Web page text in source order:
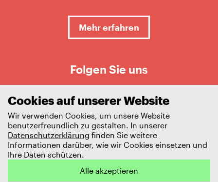
Mehr erfahren
Folgen Sie uns
Cookies auf unserer Website
Wir verwenden Cookies, um unsere Website
benutzerfreundlich zu gestalten. In unserer
Datenschutzerklärung finden Sie weitere
Informationen darüber, wie wir Cookies einsetzen und
Ihre Daten schützen.
Alle akzeptieren